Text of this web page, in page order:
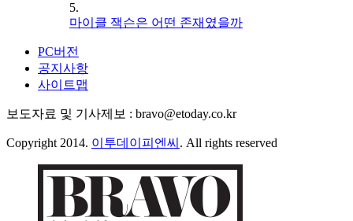
5.
마이클 잭슨은 어떤 존재였을까
PC버전
공지사항
사이트맵
보도자료 및 기사제보 : bravo@etoday.co.kr
Copyright 2014. 이투데이피엔씨 . All rights reserved